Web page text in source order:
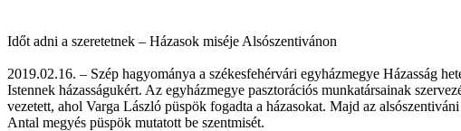
Időt adni a szeretetnek – Házasok miséje Alsószentivánon
2019.02.16. – Szép hagyománya a székesfehérvári egyházmegye Házasság
Istennek házasságukért. Az egyházmegye pasztorációs munkatársainak
vezetett, ahol Varga László püspök fogadta a házasokat. Majd az
Antal megyés püspök mutatott be szentmisét.